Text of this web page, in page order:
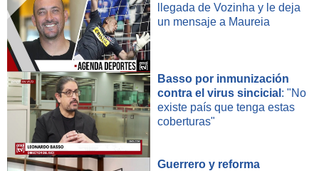
llegada de Vozinha y le deja
un mensaje a Maureia
Basso por inmunización
contra el virus sincicial : "No
existe país que tenga estas
coberturas"
Guerrero y reforma